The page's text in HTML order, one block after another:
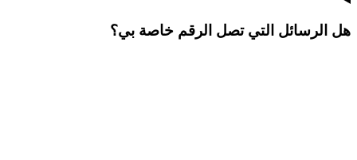
هل الرسائل التي تصل الرقم خاصة بي؟